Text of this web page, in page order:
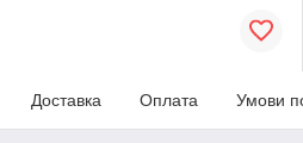
Доставка Оплата Умови